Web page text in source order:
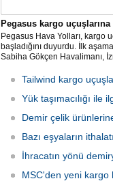
Pegasus kargo uçuşlarına
Pegasus Hava Yolları, kargo
başladığını duyurdu. İlk
Sabiha Gökçen Havalimanı,
dahilindeki yurt içi ve yurt
Tailwind kargo
Yük taşımacılığı ile
Demir çelik
Bazı eşyaların
İhracatın yönü
MSC'den yeni kargo